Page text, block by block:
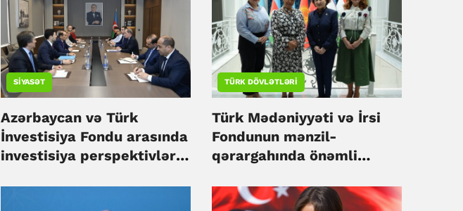
SIYASƏT
Azərbaycan və Türk
İnvestisiya Fondu arasında
investisiya perspektivləri
TÜRK DÖVLƏTLƏRI
Türk Mədəniyyəti və İrsi
Fondunun mənzil-
qərargahında önəmli
diplomatiya körpüləri